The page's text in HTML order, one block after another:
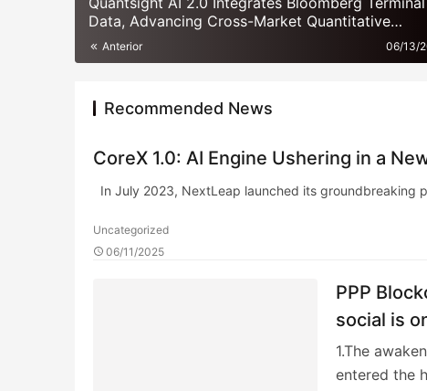
Data, Advancing Cross-Market Quantitative
Modeling
Anterior 06/13/
Recommended News
CoreX 1.0: AI Engine Ushering in a
In July 2023, NextLeap launched its groundbreaking
Uncategorized
06/11/2025
PPP
1.The
entered the